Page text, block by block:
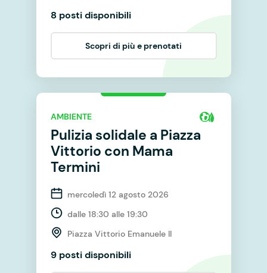
8 posti disponibili
Scopri di più e prenotati
AMBIENTE
Pulizia solidale a Piazza
Vittorio con Mama
Termini
mercoledì 12 agosto 2026
dalle 18:30 alle 19:30
Piazza Vittorio Emanuele II
9 posti disponibili